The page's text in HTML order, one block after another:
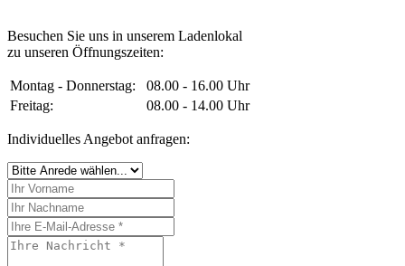
Besuchen Sie uns in unserem Ladenlokal
zu unseren Öffnungszeiten:
Montag - Donnerstag:
08.00 - 16.00 Uhr
Freitag:
08.00 - 14.00 Uhr
Individuelles Angebot anfragen: